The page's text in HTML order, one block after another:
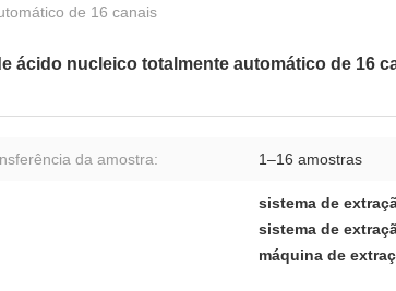
de 16 canais
ácido nucleico totalmente automático de 16
da amostra: 1–16 amostras
sistema de
sistema de
máquina de